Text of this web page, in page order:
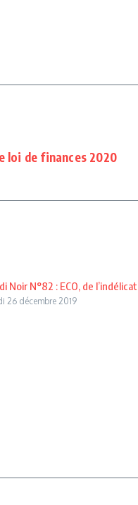
loi de finances 2020
Noir N°82 : ECO, de
26 décembre 2019